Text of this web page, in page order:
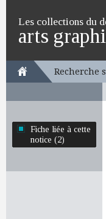
Les collections du
arts
Recherche
Fiche liée à cette
notice (2)